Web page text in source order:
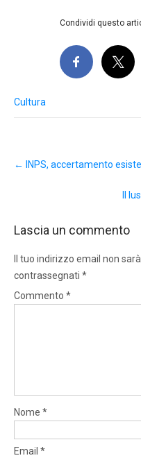
Condividi questo
Cultura
navigation
← INPS, accertamento
Il
Lascia un commento
Il tuo indirizzo email non
contrassegnati *
Commento *
Nome *
Email *